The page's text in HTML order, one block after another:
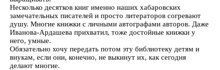
Несколько десятков книг именно наших хабаровских
замечательных писателей и просто литераторов согревают
душу. Многие книжки с личными автографами авторов. Даже
Иванова-Ардашева прихватил, тоже достойные книжки у
него, умные.
Обязательно хочу передать потом эту библиотеку детям и
внукам, если они, конечно, не выкинут их, как сегодня
делают многие.